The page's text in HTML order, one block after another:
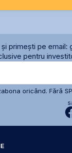
primești pe email:
pentru
oricând. Fără